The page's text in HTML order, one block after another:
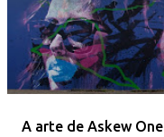
A arte de Askew One